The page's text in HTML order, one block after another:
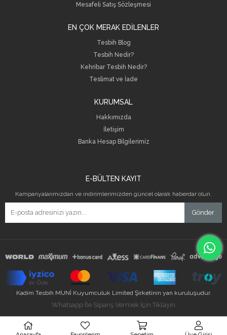
Mesafeli Satış Sözleşmesi
EN ÇOK MERAK EDİLENLER
Tesbih Blog
Tesbih Nedir?
Kehribar Tesbih Nedir?
Teslimat ve İade
KURUMSAL
Hakkımızda
İletişim
Banka Hesap Bilgilerimiz
E-BÜLTEN KAYIT
Kampanyalarımızdan ve indirimlerimizden güncel olarak haberdar olun.
Gönder
Kadim Tesbih MUNİ Kuyumculuk Limited Şirketinin yan kuruluşudur.
Whatsapp İle Sipariş Vermek İçin Tıklayın